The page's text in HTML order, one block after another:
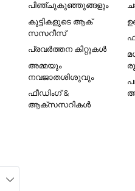
പിഞ്ചുകുഞ്ഞുങ്ങളും
കുട്ടികളുടെ ആക്
സസറീസ്
പ്രവർത്തന കിറ്റുകൾ
അമ്മയും
നവജാതശിശുവും
ഫീഡിംഗ് &
ആക്സസറികൾ